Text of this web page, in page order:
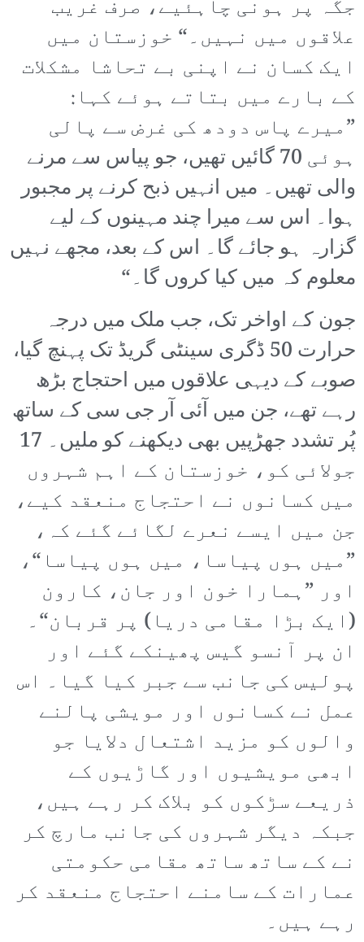
جگہ پر ہونی چاہئیے، صرف غریب
علاقوں میں نہیں۔“ خوزستان میں
ایک کسان نے اپنی بے تحاشا مشکلات
کے بارے میں بتاتے ہوئے کہا:
”میرے پاس دودھ کی غرض سے پالی
ہوئی 70 گائیں تھیں، جو پیاس سے مرنے
والی تھیں۔ میں انہیں ذبح کرنے پر مجبور
ہوا۔ اس سے میرا چند مہینوں کے لیے
گزارہ ہو جائے گا۔ اس کے بعد، مجھے نہیں
معلوم کہ میں کیا کروں گا۔“
جون کے اواخر تک، جب ملک میں درجہ
حرارت 50 ڈگری سینٹی گریڈ تک پہنچ گیا،
صوبے کے دیہی علاقوں میں احتجاج بڑھ
رہے تھے، جن میں آئی آر جی سی کے ساتھ
پُر تشدد جھڑپیں بھی دیکھنے کو ملیں۔ 17
جولائی کو، خوزستان کے اہم شہروں
میں کسانوں نے احتجاج منعقد کیے،
جن میں ایسے نعرے لگائے گئے کہ،
”میں ہوں پیاسا، میں ہوں پیاسا“،
اور ”ہمارا خون اور جان، کارون
(ایک بڑا مقامی دریا) پر قربان“۔
ان پر آنسو گیس پھینکے گئے اور
پولیس کی جانب سے جبر کیا گیا۔ اس
عمل نے کسانوں اور مویشی پالنے
والوں کو مزید اشتعال دلایا جو
ابھی مویشیوں اور گاڑیوں کے
ذریعے سڑکوں کو بلاک کر رہے ہیں،
جبکہ دیگر شہروں کی جانب مارچ کر
نے کے ساتھ ساتھ مقامی حکومتی
عمارات کے سامنے احتجاج منعقد کر
رہے ہیں۔